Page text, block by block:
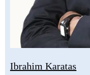
Ibrahim Karatas